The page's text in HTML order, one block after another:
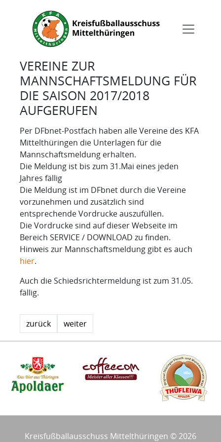
VEREINE ZUR
MANNSCHAFTSMELDUNG FÜR
DIE SAISON 2017/2018
AUFGERUFEN
Per DFbnet-Postfach haben alle Vereine des KFA
Mittelthüringen die Unterlagen für die
Mannschaftsmeldung erhalten.
Die Meldung ist bis zum 31.Mai eines jeden
Jahres fällig
Die Meldung ist im DFbnet durch die Vereine
vorzunehmen und zusätzlich sind
entsprechende Vordrucke auszufüllen.
Die Vordrucke sind auf dieser Webseite im
Bereich SERVICE / DOWNLOAD zu finden.
Hinweis zur Mannschaftsmeldung gibt es auch
hier.
Auch die Schiedsrichtermeldung ist zum 31.05.
fällig.
zurück weiter
Kreisfußballausschuss Mittelthüringen © 2026